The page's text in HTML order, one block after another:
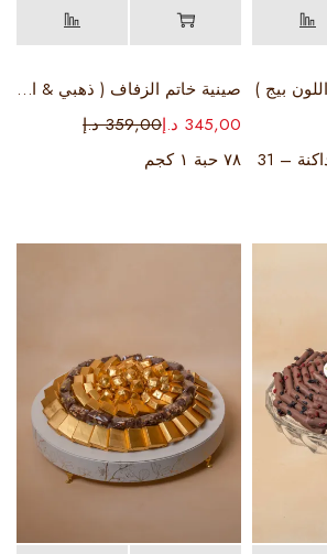
بيج )
1020 جرامشوكولاتة داكنة – 31
صينية خاتم الزفاف ( ذهبي & ابيض)
359,00 د.إ 345,00 د.إ
٧٨ حبة ١ كجم